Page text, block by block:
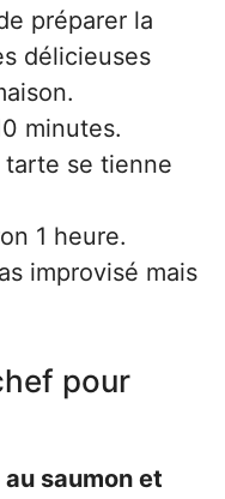
préparer la
délicieuses
minutes.
se tienne
1 heure.
improvisé mais
pour
saumon et